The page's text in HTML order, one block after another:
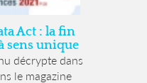
Act : la fin
sens unique
décrypte dans
le magazine